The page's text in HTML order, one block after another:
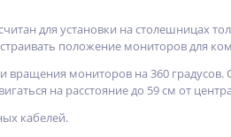
для установки на столешницах
положение мониторов для
мониторов на 360 градусов.
на расстояние до 59 см от
кабелей.